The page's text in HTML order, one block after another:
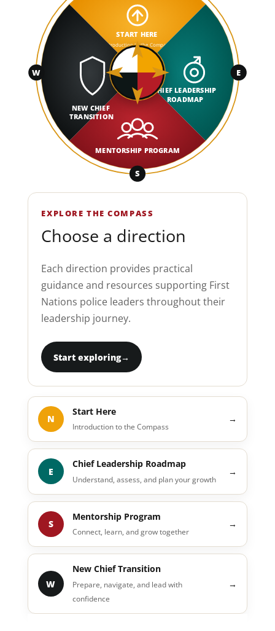
START HERE
Introduction to the Compass
CHIEF LEADERSHIP
ROADMAP
MENTORSHIP PROGRAM
NEW CHIEF
TRANSITION
E
S
W
EXPLORE THE COMPASS
Choose a direction
Each direction provides practical
guidance and resources supporting First
Nations police leaders throughout their
leadership journey.
Start exploring→
N
Start Here
Introduction to the Compass
→
E
Chief Leadership Roadmap
Understand, assess, and plan your growth
→
S
Mentorship Program
Connect, learn, and grow together
→
W
New Chief Transition
Prepare, navigate, and lead with
confidence
→